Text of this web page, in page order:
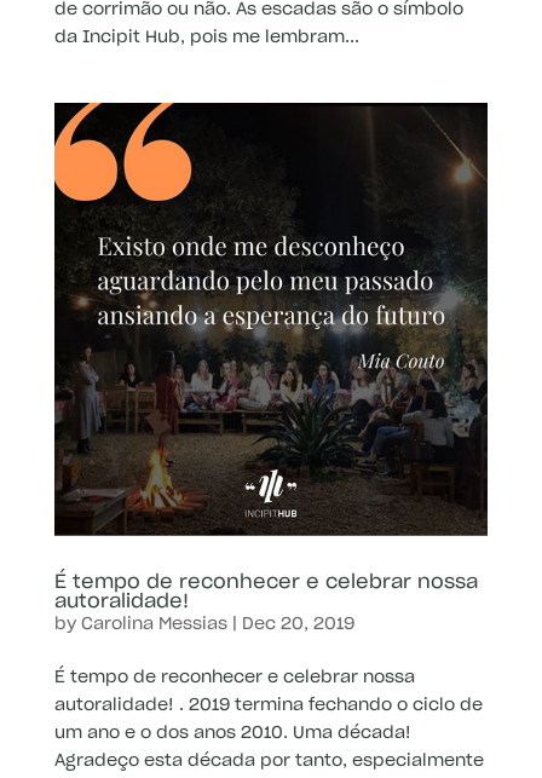
de corrimão ou não. As escadas são o símbolo
da Incipit Hub, pois me lembram...
É tempo de reconhecer e celebrar nossa
autoralidade!
by Carolina Messias| Dec 20, 2019
É tempo de reconhecer e celebrar nossa
autoralidade! . 2019 termina fechando o ciclo de
um ano e o dos anos 2010. Uma década!
Agradeço esta década por tanto, especialmente